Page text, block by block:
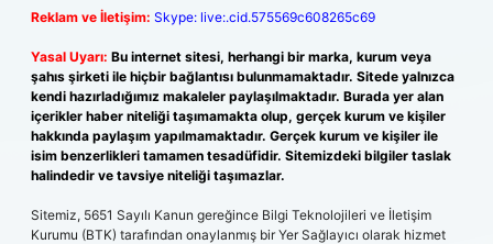
Reklam ve İletişim: Skype: live:.cid.575569c608265c69
Yasal Uyarı: Bu internet sitesi, herhangi bir marka, kurum veya
şahıs şirketi ile hiçbir bağlantısı bulunmamaktadır. Sitede yalnızca
kendi hazırladığımız makaleler paylaşılmaktadır. Burada yer alan
içerikler haber niteliği taşımamakta olup, gerçek kurum ve kişiler
hakkında paylaşım yapılmamaktadır. Gerçek kurum ve kişiler ile
isim benzerlikleri tamamen tesadüfidir. Sitemizdeki bilgiler taslak
halindedir ve tavsiye niteliği taşımazlar.
Sitemiz, 5651 Sayılı Kanun gereğince Bilgi Teknolojileri ve İletişim
Kurumu (BTK) tarafından onaylanmış bir Yer Sağlayıcı olarak hizmet